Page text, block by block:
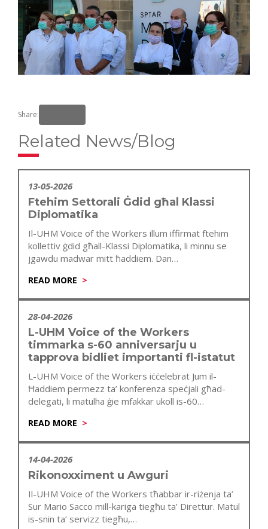
Share:
Related News/Blog
13-05-2026
Ftehim Settorali Ġdid għal Klassi
Diplomatika
Il-UHM Voice of the Workers illum iffirmat ftehim
kollettiv ġdid għall-Klassi Diplomatika, li minnu se
jgawdu madwar mitt ħaddiem. Dan…
READ MORE
28-04-2026
L-UHM Voice of the Workers
timmarka s-60 anniversarju u
tapprova bidliet importanti fl-istatut
L-UHM Voice of the Workers iċċelebrat Jum il-
Ħaddiem permezz ta’ konferenza speċjali għad-
delegati, li matulha ġie mfakkar ukoll is-60
READ MORE
14-04-2026
Rikonoxximent u Awguri
Il-UHM Voice of the Workers tħabbar ir-riżenja ta’
Sur Mario Sacco mill-kariga tiegħu ta’ Direttur. Matul
is-snin ta’ servizz tiegħu,…